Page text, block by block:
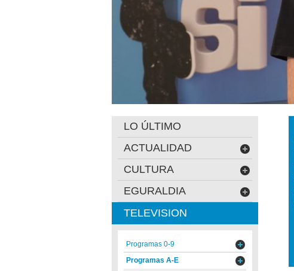
LO ÚLTIMO
ACTUALIDAD
CULTURA
EGURALDIA
TELEVISION
Programas 0-9
Programas A-E